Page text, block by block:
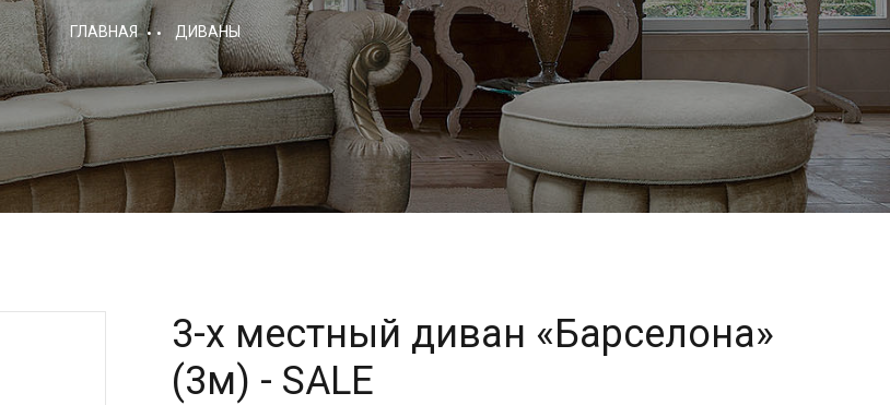
ГЛАВНАЯ ДИВАНЫ
3-х местный диван «Барселона»
(3м) - SALE